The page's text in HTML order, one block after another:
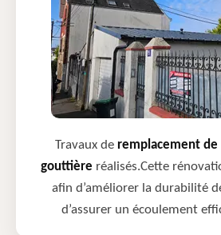
Travaux de remplacement
gouttière réalisés.Cette
afin d’améliorer la durabilité
d’assurer un écoulement